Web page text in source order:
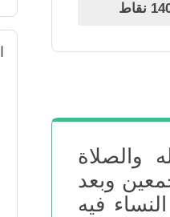
نقاط
والصلاة
وبعد
فيه